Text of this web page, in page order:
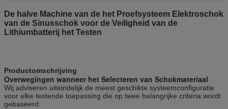
De halve Machine van de het Proefsysteem Elektroschok
van de Sinusschok voor de Veiligheid van de
Lithiumbatterij het Testen
Productomschrijving
Overwegingen wanneer het Selecteren van Schokmateriaal
Wij adviseren uiteindelijk de meest geschikte systeemconfiguratie
voor elke testende toepassing die op twee belangrijke criteria wordt
gebaseerd: